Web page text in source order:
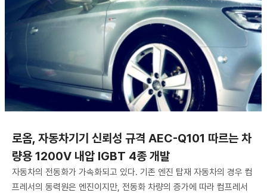
​로옴, 자동차기기 신뢰성 규격 AEC-Q101 따르는 차
량용 1200V 내압 IGBT 4종 개발
자동차의 전동화가 가속화되고 있다. 기존 엔진 탑재 자동차의 경우 컴
프레서의 동력원은 엔진이지만, 전동화 차량의 증가에 따라 컴프레서